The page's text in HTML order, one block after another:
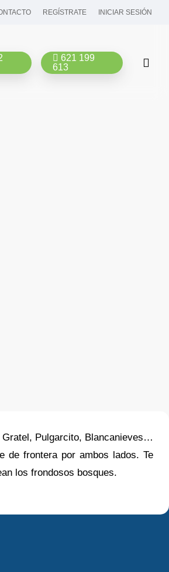
REGÍSTRATE INICIAR SESIÓN
621 199
613
Pulgarcito, Blancanieves…
de frontera por ambos lados. Te
los frondosos bosques.